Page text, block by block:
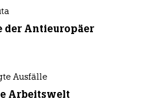
der Antieuropäer
Ausfälle
Arbeitswelt